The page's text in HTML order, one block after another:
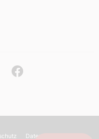
Facebook
Datenschutz